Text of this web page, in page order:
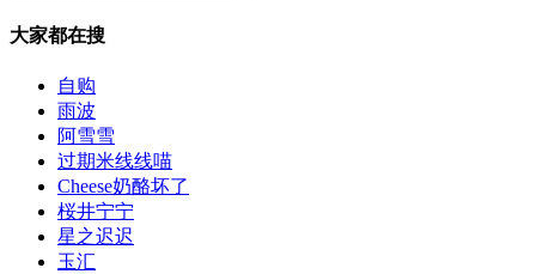
大家都在搜
自购
雨波
阿雪雪
过期米线线喵
Cheese奶酪坏了
桜井宁宁
星之迟迟
玉汇